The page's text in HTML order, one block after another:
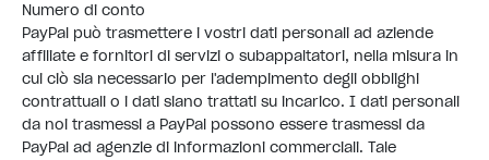
Numero di conto
PayPal può trasmettere i vostri dati personali ad aziende
affiliate e fornitori di servizi o subappaltatori, nella misura in
cui ciò sia necessario per l'adempimento degli obblighi
contrattuali o i dati siano trattati su incarico. I dati personali
da noi trasmessi a PayPal possono essere trasmessi da
PayPal ad agenzie di informazioni commerciali. Tale